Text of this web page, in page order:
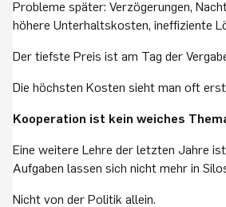
Probleme später: Verzögerungen,
höhere Unterhaltskosten, ineffiziente
Der tiefste Preis ist am Tag der
Die höchsten Kosten sieht man oft
Kooperation ist kein weiches
Eine weitere Lehre der letzten Jahre
Aufgaben lassen sich nicht mehr in
Nicht von der Politik allein.